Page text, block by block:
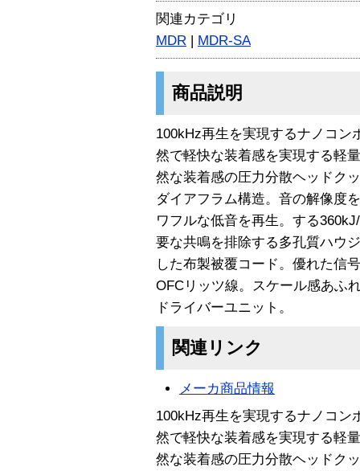
関連カテゴリ
MDR | MDR-SA
商品説明
100kHz再生を実現するナノコン
然で軽快な装着感を実現する軽
然な装着感の圧力分散ヘッドク
ダイアフラム構造。音の解像度
ワフルな低音を再生。する
要な共鳴を排除する多孔質ハウ
した布製被覆コード。優れた信
OFCリッツ線。スケール感あふ
ドライバーユニット。
関連リンク
メーカ商品情報
100kHz再生を実現するナノコン
然で軽快な装着感を実現する軽
然な装着感の圧力分散ヘッドク